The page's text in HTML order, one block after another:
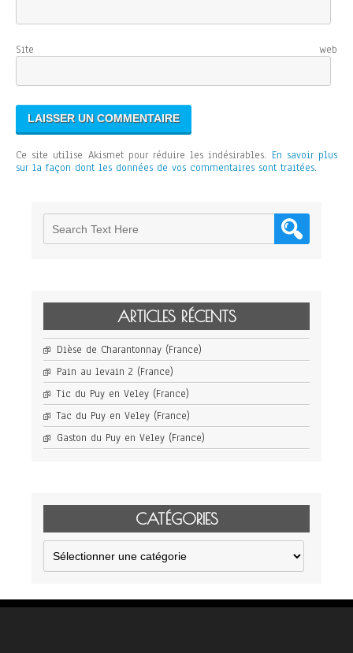
Site web
Ce site utilise Akismet pour réduire les indésirables. En savoir plus
sur la façon dont les données de vos commentaires sont traitées.
ARTICLES RÉCENTS
Dièse de Charantonnay (France)
Pain au levain 2 (France)
Tic du Puy en Veley (France)
Tac du Puy en Veley (France)
Gaston du Puy en Veley (France)
CATÉGORIES
Catégories